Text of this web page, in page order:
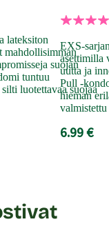
lateksiton
mahdollisimman
suojan
tuntuu
luotettavaa suojaa
EXS-
asettimilla
uutta ja
Pull -
hieman
valmistettu
6.99 €